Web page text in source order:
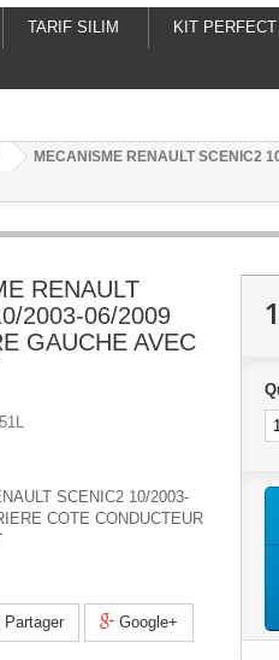
TARIF SILIM KIT
MECANISME RENAULT SCENIC2
RENAULT
2003-06/2009
GAUCHE AVEC
SCENIC2 10/2003-
COTE CONDUCTEUR
Partager Google+